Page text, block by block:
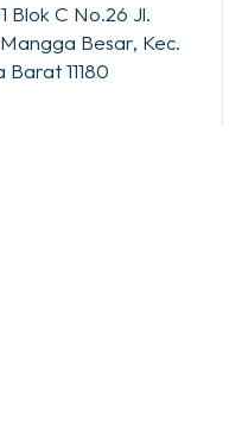
Blok C No.26 Jl.
Besar, Kec.
11180